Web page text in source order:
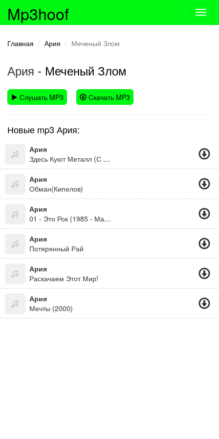
Mp3hoof
Главная Ария Меченый Злом
Ария - Меченый Злом
Слушать MP3 Скачать MP3
Новые mp3 Ария:
Ария
Здесь Куют Металл (С Кем Ты)
Ария
Обман(Кипелов)
Ария
01 - Это Рок (1985 - Мания Величия)
Ария
Потярянный Рай
Ария
Раскачаем Этот Мир!
Ария
Мечты (2000)